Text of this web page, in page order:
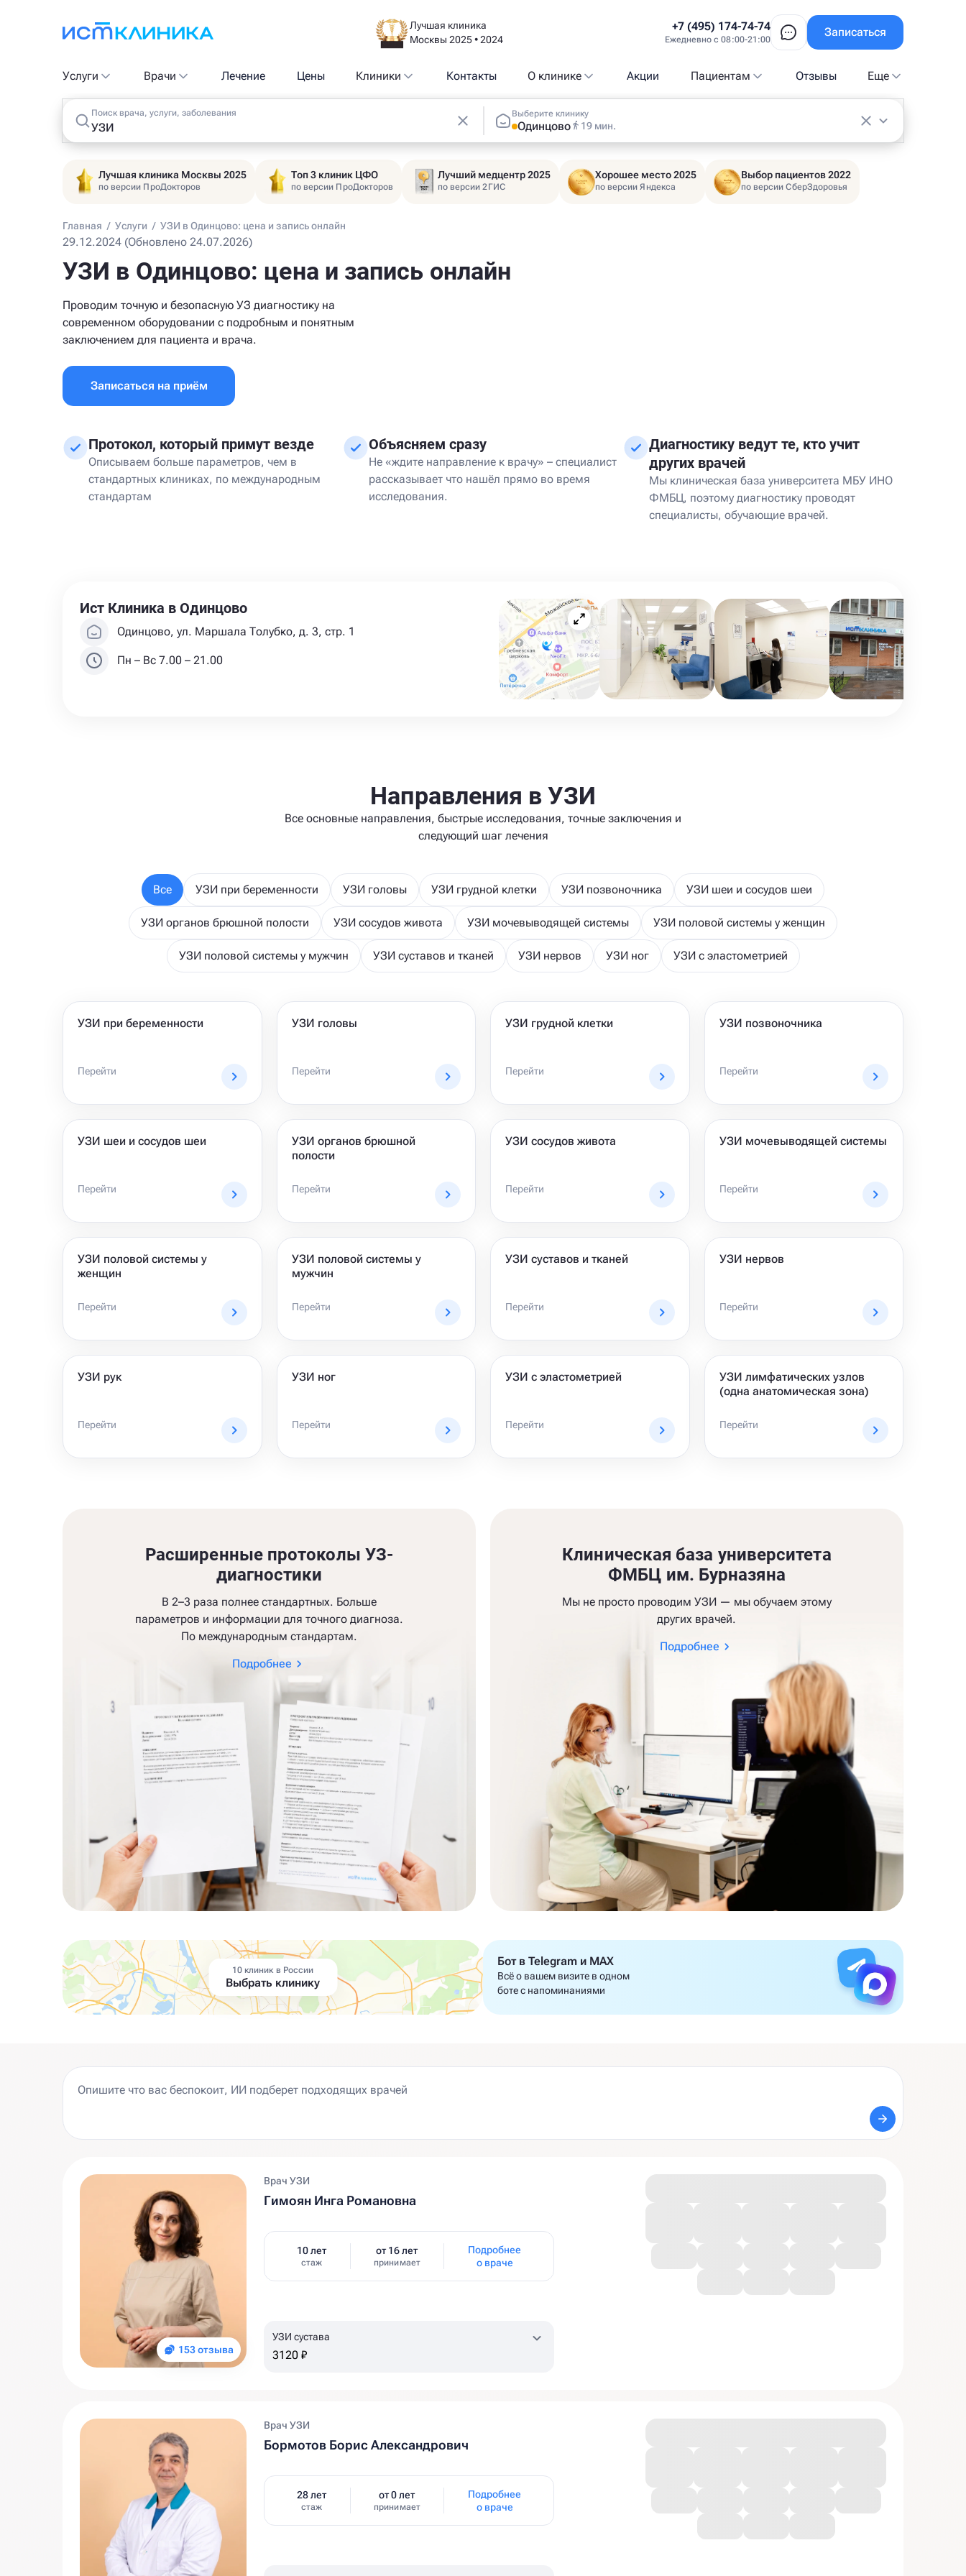
Лучшая клиника
Москвы 2025 • 2024
+7 (495) 174-74-74
Ежедневно с 08:00-21:00
Записаться
Услуги Врачи Лечение Цены Клиники Контакты О клинике Акции Пациентам Отзывы Еще
Поиск врача, услуги, заболевания Выберите клинику
Одинцово 19 мин.
Лучшая клиника Москвы 2025
по версии ПроДокторов
Топ 3 клиник ЦФО
по версии ПроДокторов
Лучший медцентр 2025
по версии 2ГИС
Хорошее место 2025
по версии Яндекса
Выбор пациентов 2022
по версии СберЗдоровья
Главная / Услуги / УЗИ в Одинцово: цена и запись онлайн
29.12.2024 (Обновлено 24.07.2026)
УЗИ в Одинцово: цена и запись онлайн
Проводим точную и безопасную УЗ диагностику на
современном оборудовании с подробным и понятным
заключением для пациента и врача.
Записаться на приём
Протокол, который примут везде
Описываем больше параметров, чем в
стандартных клиниках, по международным
стандартам
Объясняем сразу
Не «ждите направление к врачу» – специалист
рассказывает что нашёл прямо во время
исследования.
Диагностику ведут те, кто учит
других врачей
Мы клиническая база университета МБУ ИНО
ФМБЦ, поэтому диагностику проводят
специалисты, обучающие врачей.
Ист Клиника в Одинцово
Одинцово, ул. Маршала Толубко, д. 3, стр. 1
Пн – Вс 7.00 – 21.00
Направления в УЗИ
Все основные направления, быстрые исследования, точные заключения и
следующий шаг лечения
Все УЗИ при беременности УЗИ головы УЗИ грудной клетки УЗИ позвоночника УЗИ шеи и сосудов шеи
УЗИ органов брюшной полости УЗИ сосудов живота УЗИ мочевыводящей системы УЗИ половой системы у женщин
УЗИ половой системы у мужчин УЗИ суставов и тканей УЗИ нервов УЗИ ног УЗИ с эластометрией
УЗИ при беременности
Перейти
УЗИ головы
Перейти
УЗИ грудной клетки
Перейти
УЗИ позвоночника
Перейти
УЗИ шеи и сосудов шеи
Перейти
УЗИ органов брюшной
полости
Перейти
УЗИ сосудов живота
Перейти
УЗИ мочевыводящей системы
Перейти
УЗИ половой системы у
женщин
Перейти
УЗИ половой системы у
мужчин
Перейти
УЗИ суставов и тканей
Перейти
УЗИ нервов
Перейти
УЗИ рук
Перейти
УЗИ ног
Перейти
УЗИ с эластометрией
Перейти
УЗИ лимфатических узлов
(одна анатомическая зона)
Перейти
Расширенные протоколы УЗ-
диагностики
В 2–3 раза полнее стандартных. Больше
параметров и информации для точного диагноза.
По международным стандартам.
Подробнее
Клиническая база университета
ФМБЦ им. Бурназяна
Мы не просто проводим УЗИ — мы обучаем этому
других врачей.
Подробнее
10 клиник в России
Выбрать клинику
Бот в Telegram и MAX
Всё о вашем визите в одном
боте с напоминаниями
153 отзыва
Врач УЗИ
Гимоян Инга Романовна
10 лет
стаж
от 16 лет
принимает
Подробнее
о враче
УЗИ сустава
3120 ₽
Врач УЗИ
Бормотов Борис Александрович
28 лет
стаж
от 0 лет
принимает
Подробнее
о враче